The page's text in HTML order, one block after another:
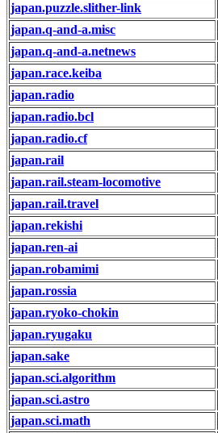
japan.puzzle.slither-link
japan.q-and-a.misc
japan.q-and-a.netnews
japan.race.keiba
japan.radio
japan.radio.bcl
japan.radio.cf
japan.rail
japan.rail.steam-locomotive
japan.rail.travel
japan.rekishi
japan.ren-ai
japan.robamimi
japan.rossia
japan.ryoko-chokin
japan.ryugaku
japan.sake
japan.sci.algorithm
japan.sci.astro
japan.sci.math